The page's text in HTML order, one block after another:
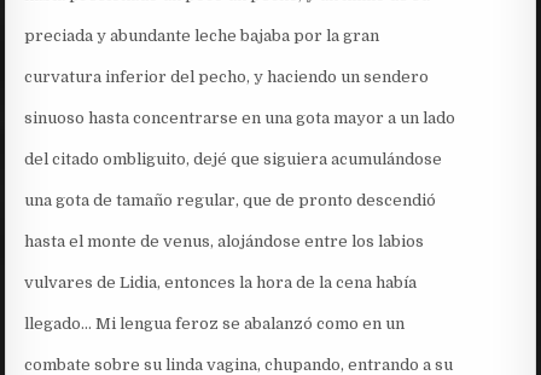
preciada y abundante leche bajaba por la gran
curvatura inferior del pecho, y haciendo un sendero
sinuoso hasta concentrarse en una gota mayor a un lado
del citado ombliguito, dejé que siguiera acumulándose
una gota de tamaño regular, que de pronto descendió
hasta el monte de venus, alojándose entre los labios
vulvares de Lidia, entonces la hora de la cena había
llegado… Mi lengua feroz se abalanzó como en un
combate sobre su linda vagina, chupando, entrando a su